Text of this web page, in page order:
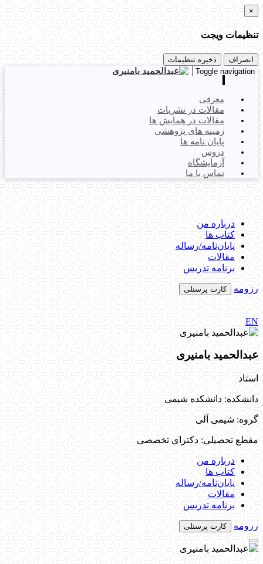
×
تنظیمات ویجت
انصراف
ذخیره تنظیمات
Toggle navigation
معرفی
مقالات در نشریات
مقالات در همایش ها
زمینه های پژوهشی
پایان نامه ها
دروس
آزمایشگاه
تماس با ما
درباره من
کتاب ها
پایان‌نامه‌/رساله
مقالات
برنامه تدریس
رزومه کارت پرسنلی
EN
عبدالحمید بامنیری
استاد
دانشکده: دانشکده شیمی
گروه: شیمی آلی
مقطع تحصیلی: دکترای تخصصی
درباره من
کتاب ها
پایان‌نامه‌/رساله
مقالات
برنامه تدریس
رزومه کارت پرسنلی